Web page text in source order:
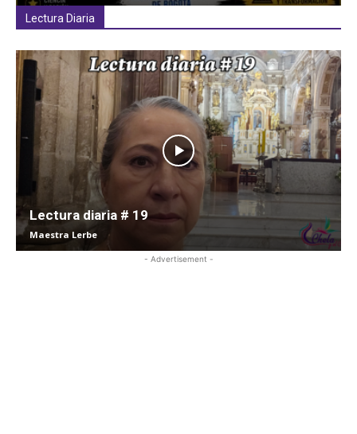
Lectura Diaria
Lectura diaria # 19
Maestra Lerbe
- Advertisement -